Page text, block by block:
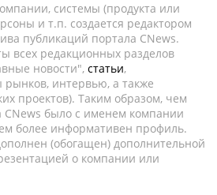
системы (продукта или
и т.п. создается редактором
публикаций портала CNews.
всех редакционных разделов
новости", статьи,
рынков, интервью, а также
проектов). Таким образом, чем
было с именем компании
более информативен профиль.
(обогащен) дополнительной
о компании или